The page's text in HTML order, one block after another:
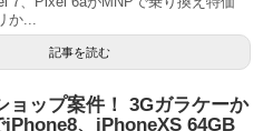
か...
記事を読む
ョップ案件！ 3Gガラケーか
iPhone8、iPhoneXS 64GB